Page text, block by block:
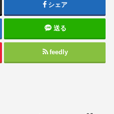
シェア
送る
feedly